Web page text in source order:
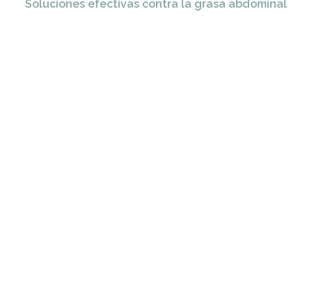
Soluciones efectivas contra la grasa abdominal